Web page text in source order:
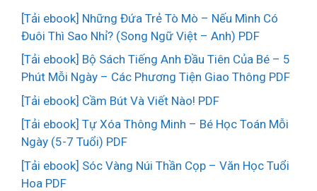
[Tải ebook] Những Đứa Trẻ Tò Mò – Nếu Mình Có
Đuôi Thì Sao Nhỉ? (Song Ngữ Việt – Anh) PDF
[Tải ebook] Bộ Sách Tiếng Anh Đầu Tiên Của Bé – 5
Phút Mỗi Ngày – Các Phương Tiện Giao Thông PDF
[Tải ebook] Cầm Bút Và Viết Nào! PDF
[Tải ebook] Tự Xóa Thông Minh – Bé Học Toán Mỗi
Ngày (5-7 Tuổi) PDF
[Tải ebook] Sóc Vàng Núi Thần Cọp – Văn Học Tuổi
Hoa PDF